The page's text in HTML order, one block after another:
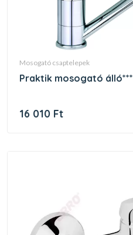
mosogató csaptelepek
praktik mosogató álló***
16 010 Ft